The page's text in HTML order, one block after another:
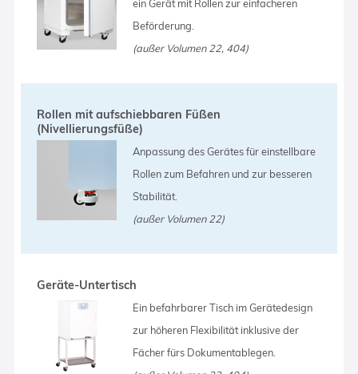
ein Gerät mit Rollen zur einfacheren
Beförderung.
(außer Volumen 22, 404)
Rollen mit aufschiebbaren Füßen
(Nivellierungsfüße)
Anpassung des Gerätes für einstellbare
Rollen zum Befahren und zur besseren
Stabilität.
(außer Volumen 22)
Geräte-Untertisch
Ein befahrbarer Tisch im Gerätedesign
zur höheren Flexibilität inklusive der
Fächer fürs Dokumentablegen.